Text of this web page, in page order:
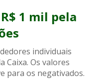
1 mil pela
individuais
Caixa. Os valores
para os negativados.